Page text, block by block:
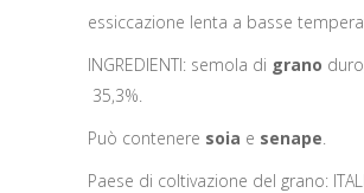
essiccazione lenta a basse
INGREDIENTI: semola di grano
35,3%.
Può contenere soia e senape
Paese di coltivazione del grano: